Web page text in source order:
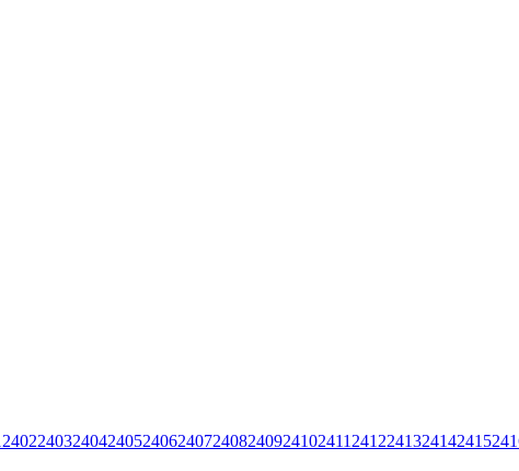
2402240324042405240624072408240924102411 2412241324142415